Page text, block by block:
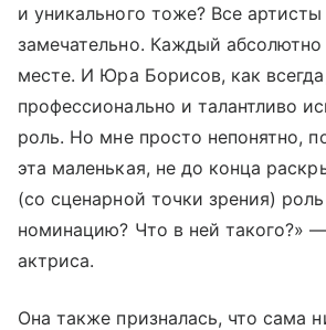
и уникального тоже? Все
замечательно. Каждый
месте. И Юра Борисов, как
профессионально и талантливо
роль. Но мне просто непонятно,
эта маленькая, не до конца
(со сценарной точки зрения)
номинацию? Что в ней такого?»
актриса.
Она также призналась, что сама